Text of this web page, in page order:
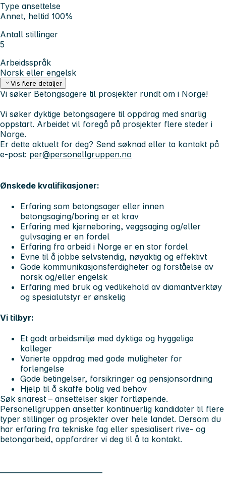
Type ansettelse
Annet, heltid 100%
Antall stillinger
5
Arbeidsspråk
Norsk eller engelsk
Vis flere detaljer
Vi søker Betongsagere til prosjekter rundt om i Norge!
Vi søker dyktige betongsagere til oppdrag med snarlig
oppstart. Arbeidet vil foregå på prosjekter flere steder i
Norge.
Er dette aktuelt for deg? Send søknad eller ta kontakt på
e-post: per@personellgruppen.no
Ønskede kvalifikasjoner:
Erfaring som betongsager eller innen
betongsaging/boring er et krav
Erfaring med kjerneboring, veggsaging og/eller
gulvsaging er en fordel
Erfaring fra arbeid i Norge er en stor fordel
Evne til å jobbe selvstendig, nøyaktig og effektivt
Gode kommunikasjonsferdigheter og forståelse av
norsk og/eller engelsk
Erfaring med bruk og vedlikehold av diamantverktøy
og spesialutstyr er ønskelig
Vi tilbyr:
Et godt arbeidsmiljø med dyktige og hyggelige
kolleger
Varierte oppdrag med gode muligheter for
forlengelse
Gode betingelser, forsikringer og pensjonsordning
Hjelp til å skaffe bolig ved behov
Søk snarest – ansettelser skjer fortløpende.
Personellgruppen ansetter kontinuerlig kandidater til flere
typer stillinger og prosjekter over hele landet. Dersom du
har erfaring fra tekniske fag eller spesialisert rive- og
betongarbeid, oppfordrer vi deg til å ta kontakt.